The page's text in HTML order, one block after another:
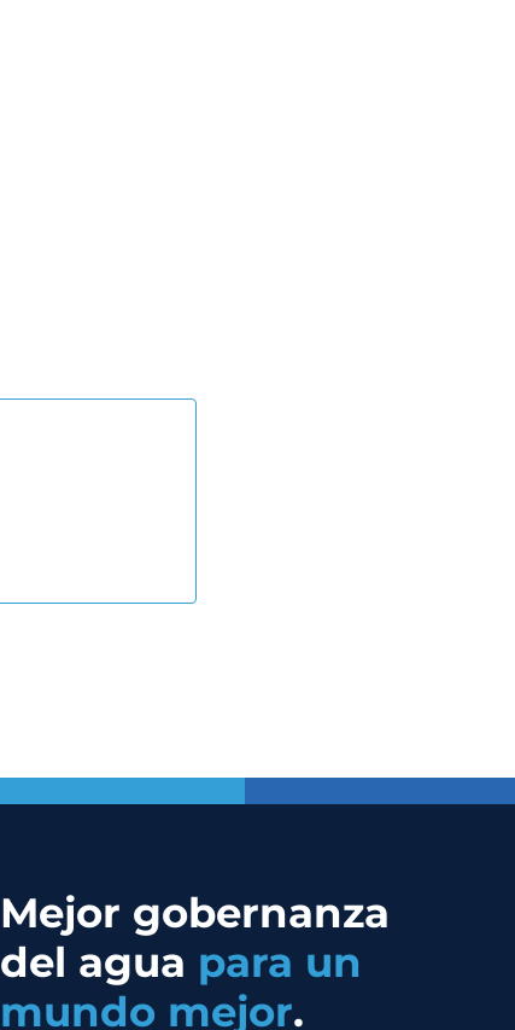
Mejor gobernanza
del agua para un
mundo mejor.